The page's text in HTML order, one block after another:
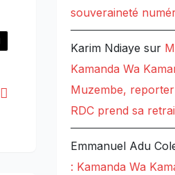
souveraineté
Karim Ndiaye sur
Kamanda Wa
Muzembe,
RDC prend sa
Emmanuel Adu
: Kamanda Wa